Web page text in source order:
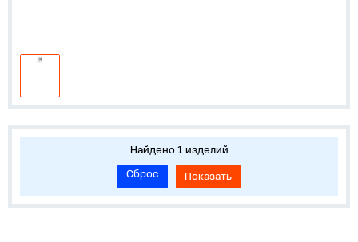
Найдено 1 изделий
Сброс
Показать